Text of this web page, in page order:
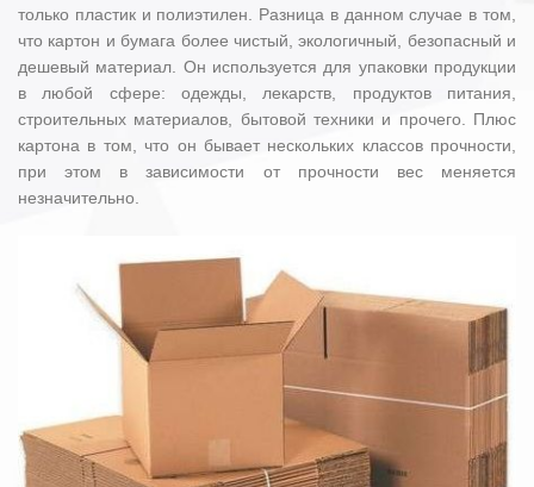
только пластик и полиэтилен. Разница в данном случае в том,
что картон и бумага более чистый, экологичный, безопасный и
дешевый материал. Он используется для упаковки продукции
в любой сфере: одежды, лекарств, продуктов питания,
строительных материалов, бытовой техники и прочего. Плюс
картона в том, что он бывает нескольких классов прочности,
при этом в зависимости от прочности вес меняется
незначительно.